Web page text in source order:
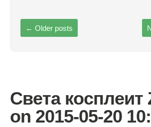
← Older posts
Света косплеит
on 2015-05-20